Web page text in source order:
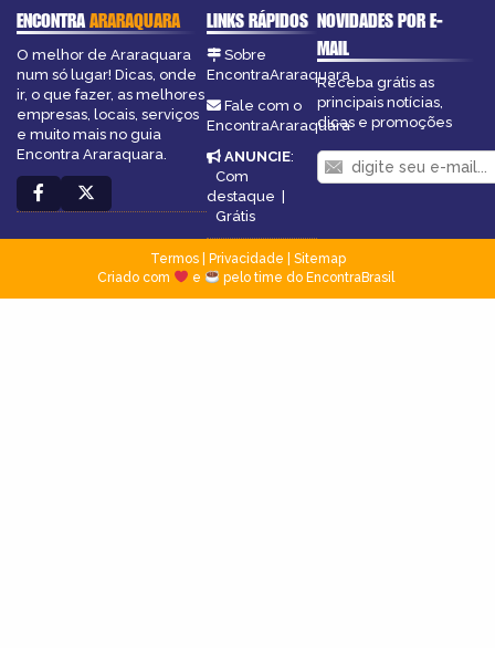
ENCONTRAARARAQUARA
O melhor de Araraquara
num só lugar! Dicas, onde
ir, o que fazer, as melhores
empresas, locais, serviços
e muito mais no guia
Encontra Araraquara.
LINKS RÁPIDOS
Sobre
EncontraAraraquara
Fale com o
EncontraAraraquara
ANUNCIE:
Com
destaque |
Grátis
NOVIDADES POR E-
MAIL
Receba grátis as
principais notícias,
dicas e promoções
Termos| Privacidade
Sitemap
Criado com
e pelo time do EncontraBrasil